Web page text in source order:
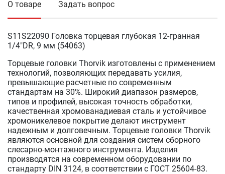
О товаре Задать вопрос
S11S22090 Головка торцевая глубокая 12-гранная
1/4"DR, 9 мм (54063)
Торцевые головки Thorvik изготовлены с применением
технологий, позволяющих передавать усилия,
превышающие расчетные по современным
стандартам на 30%. Широкий диапазон размеров,
типов и профилей, высокая точность обработки,
качественная хромованадиевая сталь и устойчивое
хромоникелевое покрытие делают инструмент
надежным и долговечным. Торцевые головки Thorvik
являются основной для создания систем сборного
слесарно-монтажного инструмента. Изделия
производятся на современном оборудовании по
стандарту DIN 3124, в соответствии с ГОСТ 25604-83.